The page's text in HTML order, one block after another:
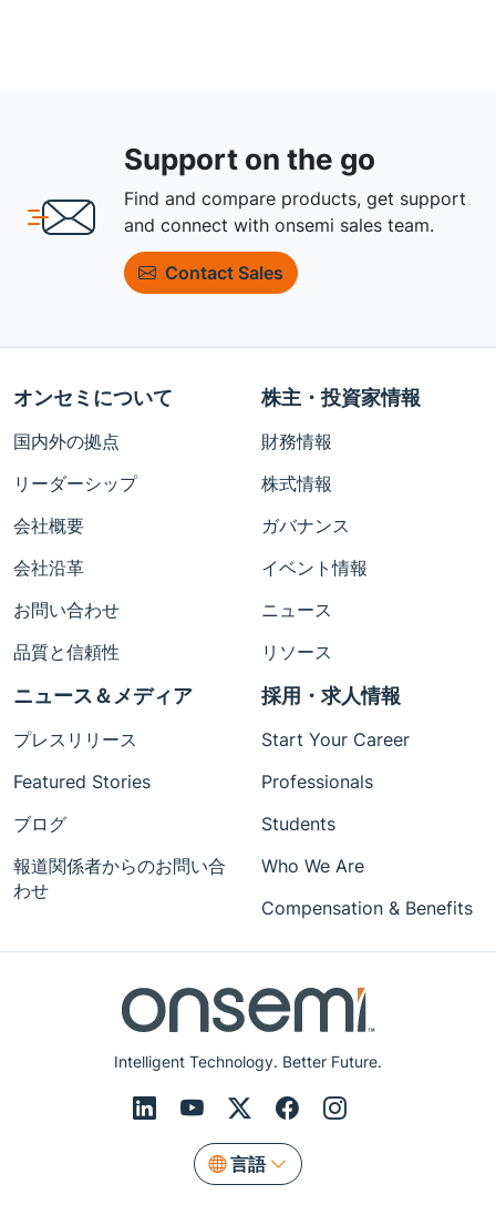
Support on the go
Find and compare products, get support
and connect with onsemi sales team.
Contact Sales
Intelligent Technology. Better Future.
言語
オンセミについて
国内外の拠点
リーダーシップ
会社概要
会社沿革
お問い合わせ
品質と信頼性
株主・投資家情報
財務情報
株式情報
ガバナンス
イベント情報
ニュース
リソース
ニュース＆メディア
プレスリリース
Featured Stories
ブログ
報道関係者からのお問い合
わせ
採用・求人情報
Start Your Career
Professionals
Students
Who We Are
Compensation & Benefits